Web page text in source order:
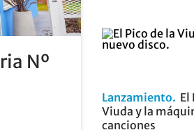
Nº
Lanzamiento
El
Viuda y la
canciones